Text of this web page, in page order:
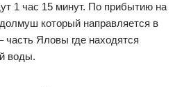
1 час 15 минут. По прибытию на
который направляется в
часть Яловы где находятся
воды.